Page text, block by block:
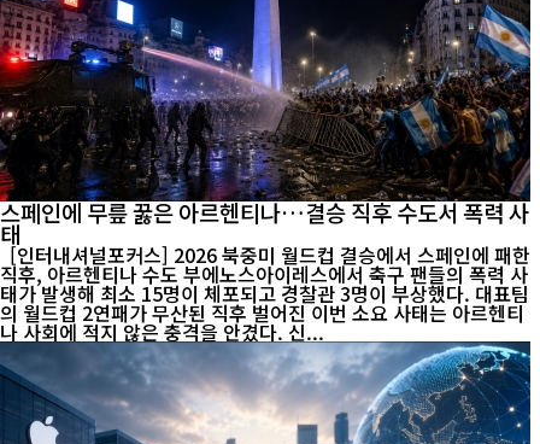
스페인에 무릎 꿇은 아르헨티나…결승 직후 수도서 폭력 사
태
[인터내셔널포커스] 2026 북중미 월드컵 결승에서 스페인에 패한
직후, 아르헨티나 수도 부에노스아이레스에서 축구 팬들의 폭력 사
태가 발생해 최소 15명이 체포되고 경찰관 3명이 부상했다. 대표팀
의 월드컵 2연패가 무산된 직후 벌어진 이번 소요 사태는 아르헨티
나 사회에 적지 않은 충격을 안겼다. 신...